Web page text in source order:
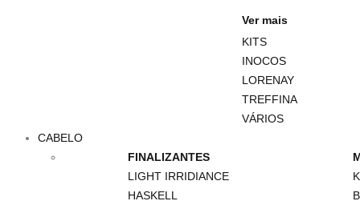
Ver mais
KITS
INOCOS
LORENAY
TREFFINA
VÁRIOS
CABELO
FINALIZANTES
LIGHT IRRIDIANCE
HASKELL